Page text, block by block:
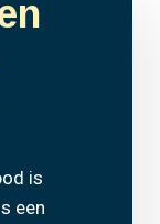
is
een